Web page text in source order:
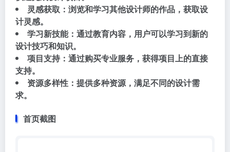
灵感获取：浏览和学习其他设计师的作品，获取设
计灵感。
学习新技能：通过教育内容，用户可以学习到新的
设计技巧和知识。
项目支持：通过购买专业服务，获得项目上的直接
支持。
资源多样性：提供多种资源，满足不同的设计需
求。
首页截图